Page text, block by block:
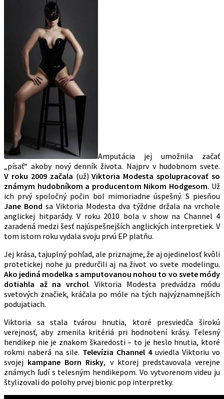
Amputácia jej umožnila začať
„písať“ akoby nový denník života. Najprv v hudobnom svete.
V roku 2009 začala (už) Viktoria Modesta spolupracovať so
známym hudobníkom a producentom Nikom Hodgesom. Už
ich prvý spoločný počin bol mimoriadne úspešný. S piesňou
Jane Bond sa Viktoria Modesta dva týždne držala na vrchole
anglickej hitparády. V roku 2010 bola v show na Channel 4
zaradená medzi šesť najúspešnejších anglických interpretiek. V
tom istom roku vydala svoju prvú EP platňu.
Jej krása, tajuplný pohľad, ale priznajme, že aj ojedinelosť kvôli
protetickej nohe ju predurčili aj na život vo svete modelingu.
Ako jediná modelka s amputovanou nohou to vo svete módy
dotiahla až na vrchol. Viktoria Modesta predvádza módu
svetových značiek, kráčala po móle na tých najvýznamnejších
podujatiach.
Viktoria sa stala tvárou hnutia, ktoré presviedča širokú
verejnosť, aby zmenila kritériá pri hodnotení krásy. Telesný
hendikep nie je znakom škaredosti – to je heslo hnutia, ktoré
rokmi naberá na sile. Televízia Channel 4uviedla Viktoriu vo
svojej kampane Born Risky, v ktorej predstavovala verejne
známych ľudí s telesným hendikepom. Vo vytvorenom videu ju
štylizovali do polohy prvej bionic pop interpretky.